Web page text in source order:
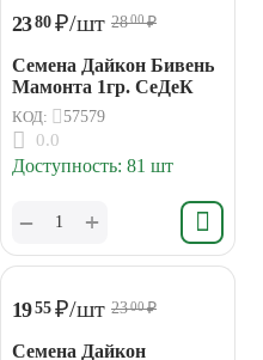
2380 ₽/шт 2800₽
Семена Дайкон Бивень
Мамонта 1гр. СеДеК
КОД: 57579
0.0
Доступность: 81 шт
+
−
1955 ₽/шт 2300₽
Семена Дайкон